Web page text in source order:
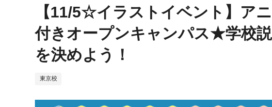
【11/5☆イラストイベント】ア
付きオープンキャンパス★学校
を決めよう！
東京校